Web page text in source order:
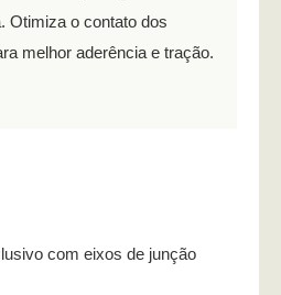
Otimiza o contato dos
melhor aderência e tração.
com eixos de junção